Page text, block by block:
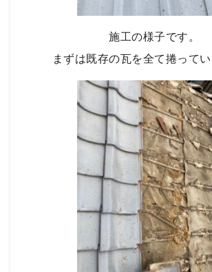
施工の様子です。
まずは既存の瓦を全て捲ってい